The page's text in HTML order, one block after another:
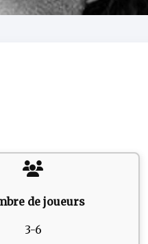
de joueurs
3-6